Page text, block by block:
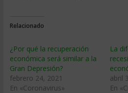
Relacionado
¿Por qué la recuperación
económica será similar a la
Gran Depresión?
febrero 24, 2021
En «Coronavirus»
La
abril
En